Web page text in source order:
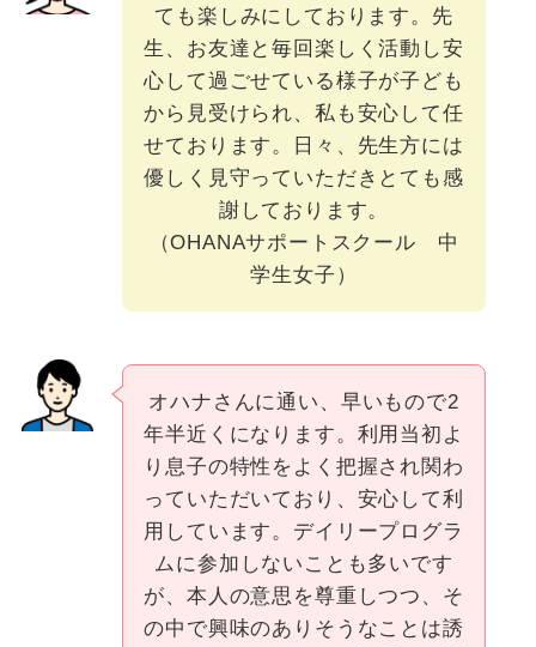
ても楽しみにしております。先
生、お友達と毎回楽しく活動し安
心して過ごせている様子が子ども
から見受けられ、私も安心して任
せております。日々、先生方には
優しく見守っていただきとても感
謝しております。
（OHANAサポートスクール 中
学生女子）
オハナさんに通い、早いもので2
年半近くになります。利用当初よ
り息子の特性をよく把握され関わ
っていただいており、安心して利
用しています。デイリープログラ
ムに参加しないことも多いです
が、本人の意思を尊重しつつ、そ
の中で興味のありそうなことは誘